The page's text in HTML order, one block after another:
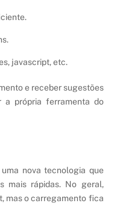
javascript, etc.
e receber sugestões
a própria ferramenta do
nova tecnologia que
mais rápidas. No geral,
mas o carregamento fica